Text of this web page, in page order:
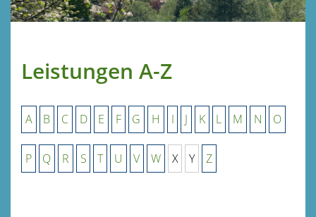
Leistungen A-Z
A B C D E F G H I J K L M N O
P Q R S T U V W X Y Z